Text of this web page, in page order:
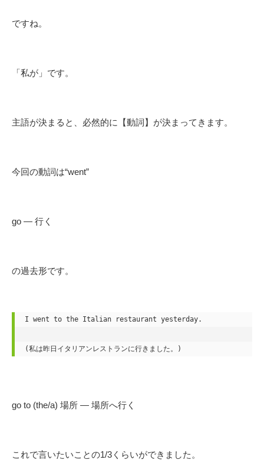
ですね。
「私が」です。
主語が決まると、必然的に【動詞】が決まってきます。
今回の動詞は“went”
go — 行く
の過去形です。
I went to the Italian restaurant yesterday.
(私は昨日イタリアンレストランに行きました。)
go to (the/a) 場所 — 場所へ行く
これで言いたいことの1/3くらいができました。